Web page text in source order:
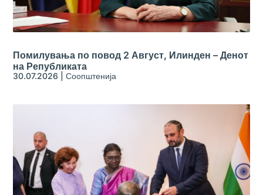
Помилувања по повод 2 Август, Илинден – Денот
на Републиката
30.07.2026 |Соопштенија